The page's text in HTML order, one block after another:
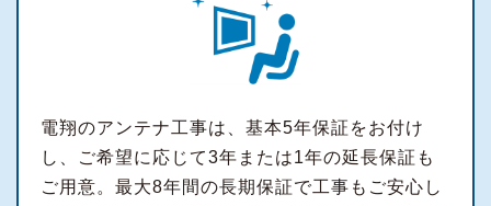
電翔のアンテナ工事は、基本5年保証をお付け
し、ご希望に応じて3年または1年の延長保証も
ご用意。最大8年間の長期保証で工事もご安心し